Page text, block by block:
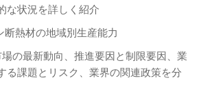
な状況を詳しく紹介
熱材の地域別生産能力
の最新動向、推進要因と制限要因、業
る課題とリスク、業界の関連政策を分